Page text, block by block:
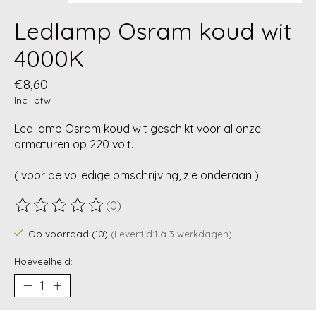
Ledlamp Osram koud wit
4000K
€8,60
Incl. btw
Led lamp Osram koud wit geschikt voor al onze
armaturen op 220 volt.
( voor de volledige omschrijving, zie onderaan )
De beoordeling van dit product is
(0)
Op voorraad (10) (Levertijd:1 à 3 werkdagen)
Hoeveelheid: